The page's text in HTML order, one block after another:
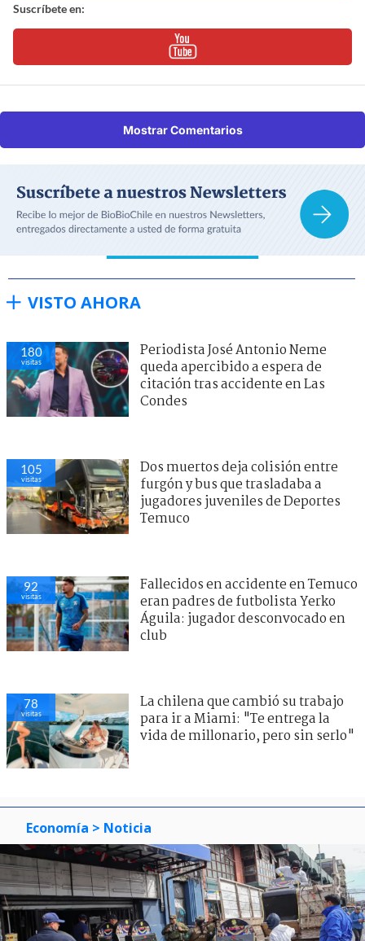
Suscríbete en:
Mostrar Comentarios
VISTO AHORA
180
visitas
Periodista José Antonio Neme
queda apercibido a espera de
citación tras accidente en Las
Condes
105
visitas
Dos muertos deja colisión entre
furgón y bus que trasladaba a
jugadores juveniles de Deportes
Temuco
92
visitas
Fallecidos en accidente en Temuco
eran padres de futbolista Yerko
Águila: jugador desconvocado en
club
78
visitas
La chilena que cambió su trabajo
para ir a Miami: "Te entrega la
vida de millonario, pero sin serlo"
Economía > Noticia